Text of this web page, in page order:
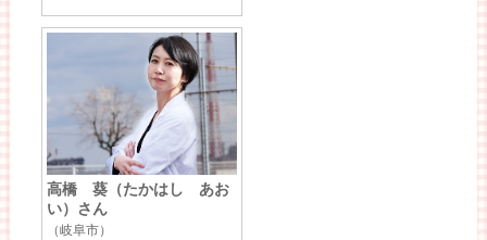
高橋 葵（たかはし あお
い）さん
（岐阜市）